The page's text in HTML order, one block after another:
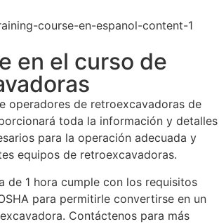
en el curso de
operadores de retroexcavadoras de
toda la información y detalles
para la operación adecuada y
equipos de retroexcavadoras.
de 1 hora cumple con los requisitos
para permitirle convertirse en un
Contáctenos para más